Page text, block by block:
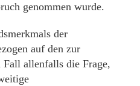
genommen wurde.
der
auf den zur
Fall allenfalls die Frage,